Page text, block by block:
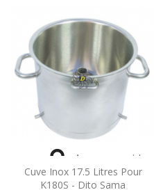
Cuve Inox 17.5 Litres Pour
K180S - Dito Sama
 Aperçu rapide